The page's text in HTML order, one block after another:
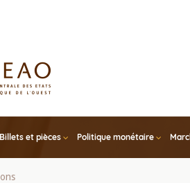
Billets et pièces Politique monétaire